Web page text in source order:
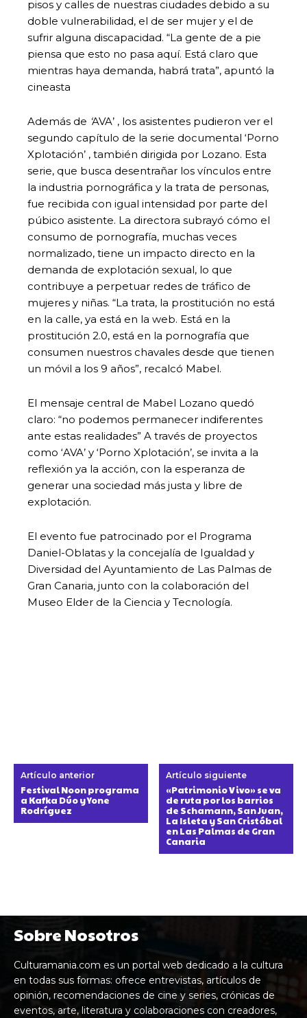
pisos y calles de nuestras ciudades debido a su
doble vulnerabilidad, el de ser mujer y el de
sufrir alguna discapacidad. “La gente de a pie
piensa que esto no pasa aquí. Está claro que
mientras haya demanda, habrá trata”, apuntó la
cineasta
Además de AVA’ , los asistentes pudieron ver el
segundo capítulo de la serie documental ‘Porno
Xplotación’ , también dirigida por Lozano. Esta
serie, que busca desentrañar los vínculos entre
la industria pornográfica y la trata de personas,
fue recibida con igual intensidad por parte del
púbico asistente. La directora subrayó cómo el
consumo de pornografía, muchas veces
normalizado, tiene un impacto directo en la
demanda de explotación sexual, lo que
contribuye a perpetuar redes de tráfico de
mujeres y niñas. “La trata, la prostitución no está
en la calle, ya está en la web. Está en la
prostitución 2.0, está en la pornografía que
consumen nuestros chavales desde que tienen
un móvil a los 9 años”, recalcó Mabel.
El mensaje central de Mabel Lozano quedó
claro: “no podemos permanecer indiferentes
ante estas realidades” A través de proyectos
como ‘AVA’ y ‘Porno Xplotación’, se invita a la
reflexión ya la acción, con la esperanza de
generar una sociedad más justa y libre de
explotación.
El evento fue patrocinado por el Programa
Daniel-Oblatas y la concejalía de Igualdad y
Diversidad del Ayuntamiento de Las Palmas de
Gran Canaria, junto con la colaboración del
Museo Elder de la Ciencia y Tecnología.
Artículo anterior
Festival Noon programa
a Kafka Dúo y Yone
Rodríguez
Artículo siguiente
«Patrimonio Vivo» se va
de ruta por los barrios
de Schamann, San Juan,
La Isleta y San Cristóbal
en Las Palmas de Gran
Canaria
Sobre Nosotros
Culturamania.com es un portal web dedicado a la cultura
en todas sus formas: ofrece entrevistas, artículos de
opinión, recomendaciones de cine y series, crónicas de
eventos, arte, literatura y colaboraciones con creadores,